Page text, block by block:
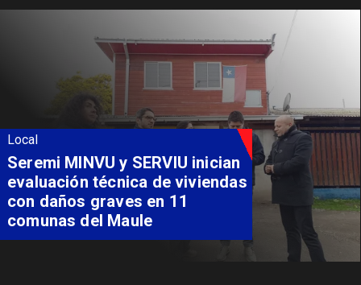
Local
Fondo Orasmi entrega apoyo a
familia de Romeral para
costear alimentación
especializada de niño con
Síndrome de Intestino Corto